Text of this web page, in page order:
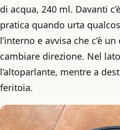
di acqua, 240 ml. Davanti
pratica quando urta
l’interno e avvisa che c’è
cambiare direzione. Nel
l’altoparlante, mentre a
feritoia.